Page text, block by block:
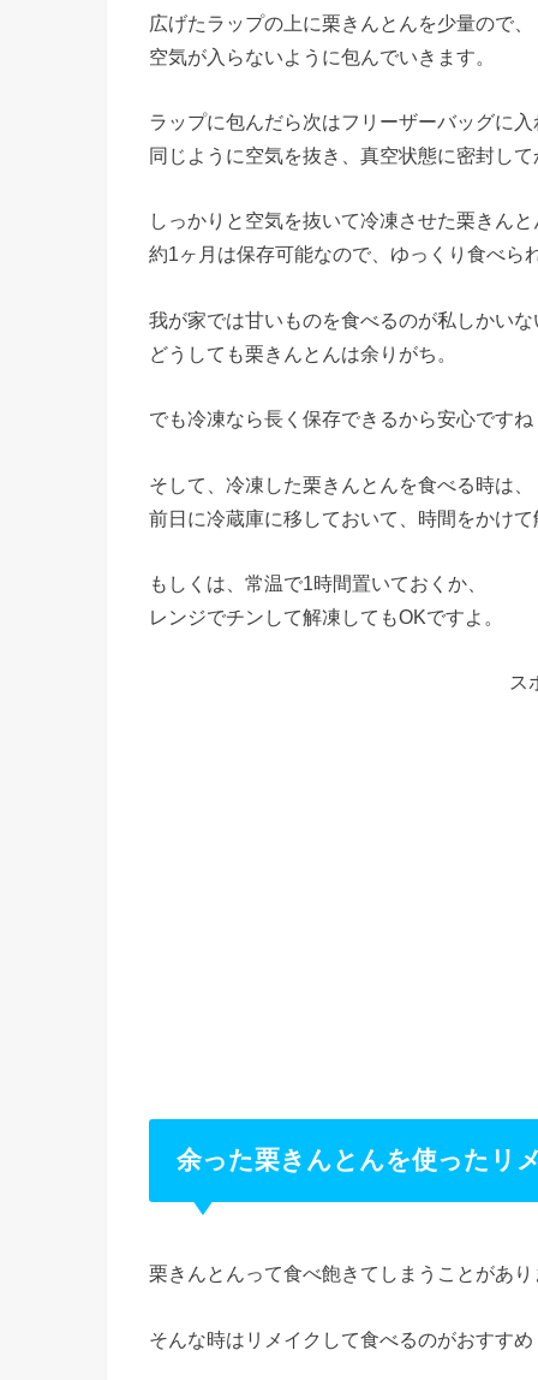
広げたラップの上に栗きんとんを少量ので、
空気が入らないように包んでいきます。
ラップに包んだら次はフリーザーバッグに入
同じように空気を抜き、真空状態に密封し
しっかりと空気を抜いて冷凍させた栗きん
約1ヶ月は保存可能なので、ゆっくり食べら
我が家では甘いものを食べるのが私しかい
どうしても栗きんとんは余りがち。
でも冷凍なら長く保存できるから安心ですね
そして、冷凍した栗きんとんを食べる時は、
前日に冷蔵庫に移しておいて、時間をかけ
もしくは、常温で1時間置いておくか、
レンジでチンして解凍してもOKですよ。
ス
余った栗きんとんを使ったリ
栗きんとんって食べ飽きてしまうことがあ
そんな時はリメイクして食べるのがおすすめ